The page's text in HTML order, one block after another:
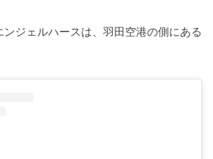
ジェルハースは、羽田空港の側にある